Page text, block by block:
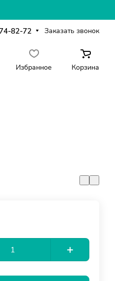
82-72 Заказать звонок
Избранное Корзина